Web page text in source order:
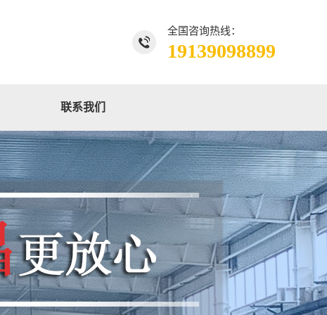
全国咨询热线：
19139098899
联系我们